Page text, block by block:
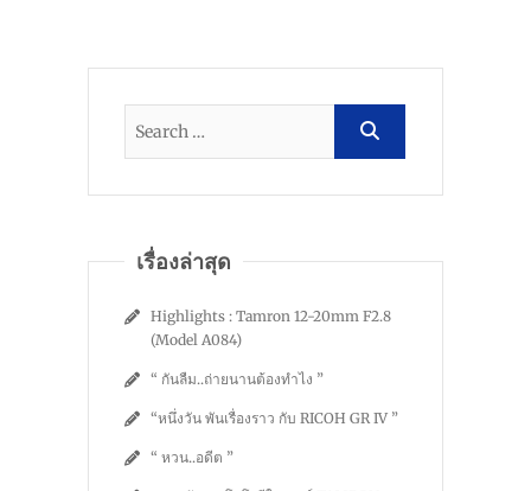
เรื่องล่าสุด
Highlights : Tamron 12-20mm F2.8
(Model A084)
“ กันลืม..ถ่ายนานต้องทำไง ”
“หนึ่งวัน พันเรื่องราว กับ RICOH GR IV ”
“ หวน..อดีต ”